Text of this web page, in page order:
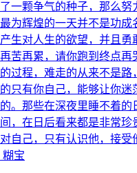
一颗争气的种子，那么努
为辉煌的一天并不是功成
生对人生的欲望，并且勇
苦再累，请你跑到终点再
过程，难走的从来不是路
只有你自己，能够让你迷
。那些在深夜里睡不着的
，在日后看来都是非常珍
自己，只有认识他，接受
宝